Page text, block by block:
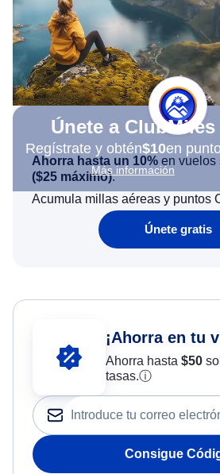
Únete a ClubMiles
Regístrate y obtén$10en
Más información
Ahorra hasta un 10% en vuelos
($25 máximo).
Acumula millas aéreas y puntos
Únete gratis
¡Ahorra en tu
Ahorra hasta $50
tasas.ⓘ
Consigue